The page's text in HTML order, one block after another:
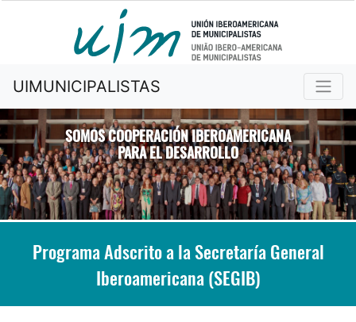
UIMUNICIPALISTAS
SOMOS COOPERACIÓN IBEROAMERICANA
PARA EL DESARROLLO
Previous Next
Programa Adscrito a la Secretaría General
Iberoamericana (SEGIB)